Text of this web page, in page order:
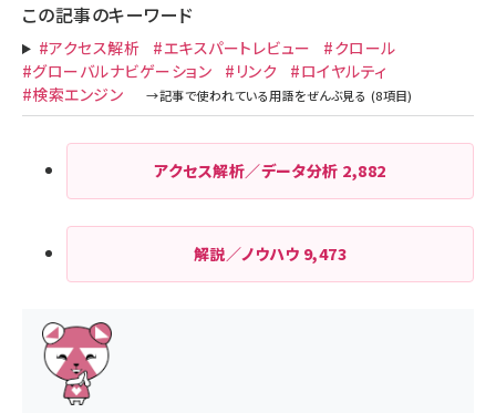
送
り
この記事のキーワード
#アクセス解析 #エキスパートレビュー
#クロール
#グローバルナビゲーション
#リンク
#ロイヤルティ
#検索エンジン
アクセス解析／データ分析 2,882
解説／ノウハウ 9,473